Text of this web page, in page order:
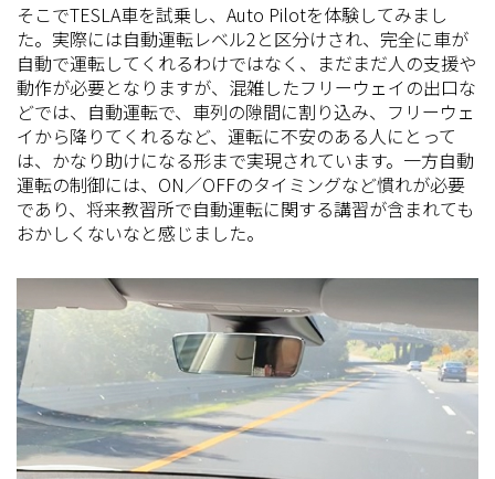
そこでTESLA車を試乗し、Auto Pilotを体験してみまし
た。実際には自動運転レベル2と区分けされ、完全に車が
自動で運転してくれるわけではなく、まだまだ人の支援や
動作が必要となりますが、混雑したフリーウェイの出口な
どでは、自動運転で、車列の隙間に割り込み、フリーウェ
イから降りてくれるなど、運転に不安のある人にとって
は、かなり助けになる形まで実現されています。一方自動
運転の制御には、ON／OFFのタイミングなど慣れが必要
であり、将来教習所で自動運転に関する講習が含まれても
おかしくないなと感じました。